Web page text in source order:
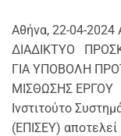
Αθήνα, 22-04-
ΔΙΑΔΙΚΤΥΟ
ΓΙΑ ΥΠΟΒΟΛΗ
ΜΙΣΘΩΣΗΣ ΕΡΓΟΥ
Ινστιτούτο
(ΕΠΙΣΕΥ) αποτελεί